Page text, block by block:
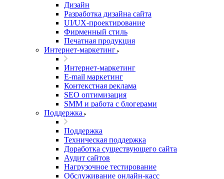
Дизайн
Разработка дизайна сайта
UI/UX-проектирование
Фирменный стиль
Печатная продукция
Интернет-маркетинг
Интернет-маркетинг
E-mail маркетинг
Контекстная реклама
SEO оптимизация
SMM и работа с блогерами
Поддержка
Поддержка
Техническая поддержка
Доработка существующего сайта
Аудит сайтов
Нагрузочное тестирование
Обслуживание онлайн-касс